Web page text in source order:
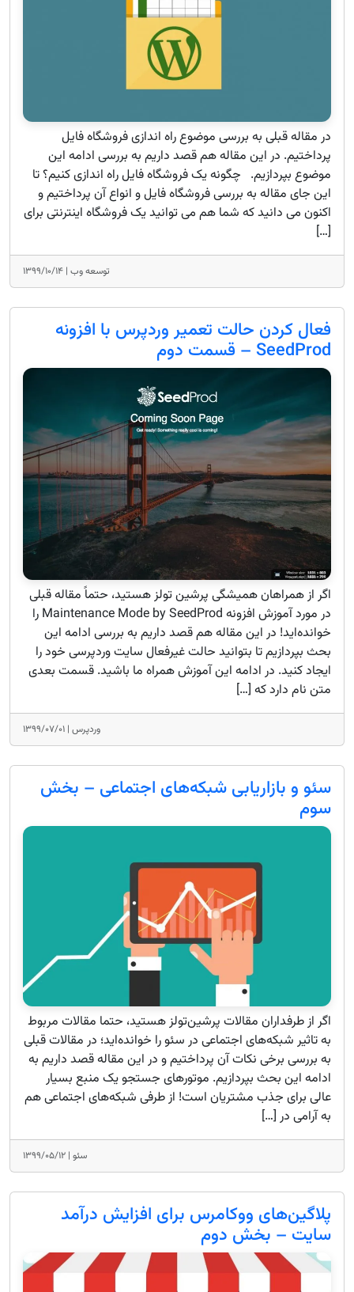
در مقاله قبلی به بررسی موضوع راه اندازی فروشگاه فایل
پرداختیم. در این مقاله هم قصد داریم به بررسی ادامه این
موضوع بپردازیم. چگونه یک فروشگاه فایل راه اندازی کنیم؟ تا
این جای مقاله به بررسی فروشگاه فایل و انواع آن پرداختیم و
اکنون می دانید که شما هم می توانید یک فروشگاه اینترنتی برای
[…]
توسعه وب | ۱۳۹۹/۱۰/۱۴
فعال کردن حالت تعمیر وردپرس با افزونه
SeedProd – قسمت دوم
اگر از همراهان همیشگی پرشین تولز هستید، حتماً مقاله قبلی
در مورد آموزش افزونه Maintenance Mode by SeedProd را
خوانده‌اید! در این مقاله هم قصد داریم به بررسی ادامه این
بحث بپردازیم تا بتوانید حالت غیرفعال سایت وردپرسی خود را
ایجاد کنید. در ادامه این آموزش همراه ما باشید. قسمت بعدی
متن نام دارد که […]
وردپرس | ۱۳۹۹/۰۷/۰۱
سئو و بازاریابی شبکه‌های اجتماعی – بخش
سوم
اگر از طرفداران مقالات پرشین‌تولز هستید، حتما مقالات مربوط
به تاثیر شبکه‌های اجتماعی در سئو را خوانده‌اید؛ در مقالات قبلی
به بررسی برخی نکات آن پرداختیم و در این مقاله قصد داریم به
ادامه این بحث بپردازیم. موتورهای جستجو یک منبع بسیار
عالی برای جذب مشتریان است! از طرفی شبکه‌های اجتماعی هم
به آرامی در […]
سئو | ۱۳۹۹/۰۵/۱۲
پلاگین‌های ووکامرس برای افزایش درآمد
سایت – بخش دوم